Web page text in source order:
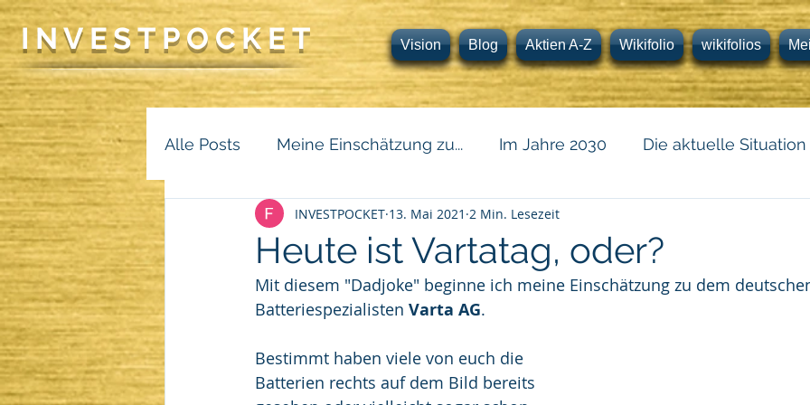
INVESTPOCKET Vision Blog Aktien A-Z Wikifolio wikifolios
Alle Posts Meine Einschätzung zu... Im Jahre 2030 Die aktuelle Situation
Heute ist Vartatag, oder?
INVESTPOCKET 13. Mai 2021 2 Min. Lesezeit
Mit diesem "Dadjoke" beginne ich meine Einschätzung zu dem
Batteriespezialisten Varta AG.
Bestimmt haben viele von euch die
Batterien rechts auf dem Bild bereits